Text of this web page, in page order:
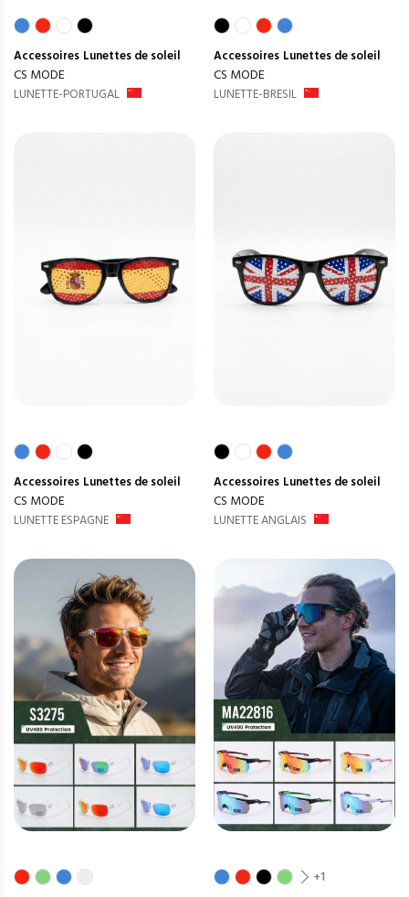
Accessoires Lunettes de soleil
CS MODE
LUNETTE-PORTUGAL
Accessoires Lunettes de soleil
CS MODE
LUNETTE-BRESIL
Accessoires Lunettes de soleil
CS MODE
LUNETTE ESPAGNE
Accessoires Lunettes de soleil
CS MODE
LUNETTE ANGLAIS
+1